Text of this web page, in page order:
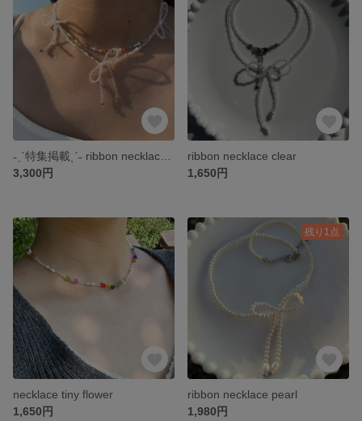
3,300円
ribbon necklace clear
1,650円
necklace tiny flower
1,650円
残り1点
ribbon necklace pearl
1,980円